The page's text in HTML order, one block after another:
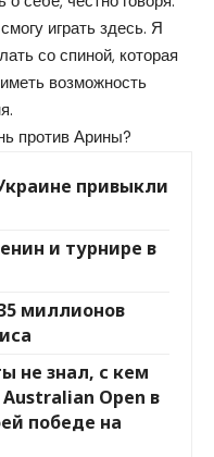
играть здесь. Я
со спиной, которая
возможность
против Арины?
привыкли
и турнире в
миллионов
не знал, с кем
Open в
победе на